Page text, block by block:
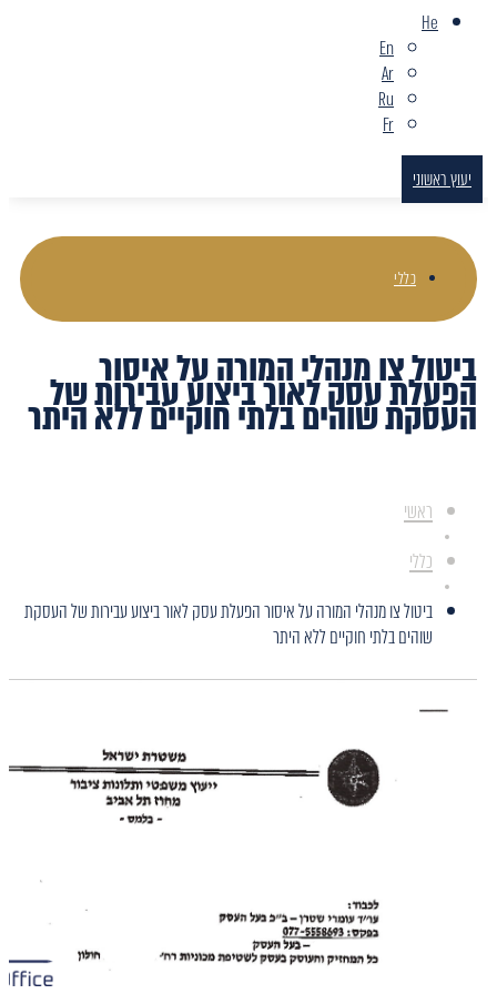
He
En
Ar
Ru
Fr
יעוץ ראשוני
כללי
ביטול צו מנהלי המורה על איסור
הפעלת עסק לאור ביצוע עבירות של
העסקת שוהים בלתי חוקיים ללא היתר
ראשי
כללי
ביטול צו מנהלי המורה על איסור הפעלת עסק לאור ביצוע עבירות של העסקת
שוהים בלתי חוקיים ללא היתר